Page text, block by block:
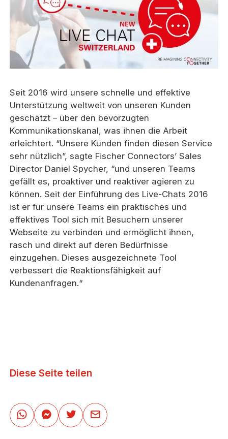
Seit 2016 wird unsere schnelle und effektive
Unterstützung weltweit von unseren Kunden
geschätzt – über den bevorzugten
Kommunikationskanal, was ihnen die Arbeit
erleichtert. “Unsere Kunden finden diesen Service
sehr nützlich”, sagte Fischer Connectors’ Sales
Director Daniel Spycher, “und unseren Teams
gefällt es, proaktiver und reaktiver agieren zu
können. Seit der Einführung des Live-Chats 2016
ist er für unsere Teams ein praktisches und
effektives Tool sich mit Besuchern unserer
Webseite zu verbinden und ermöglicht ihnen,
rasch und direkt auf deren Bedürfnisse
einzugehen. Dieses ausgezeichnete Tool
verbessert die Reaktionsfähigkeit auf
Kundenanfragen.“
Diese Seite teilen